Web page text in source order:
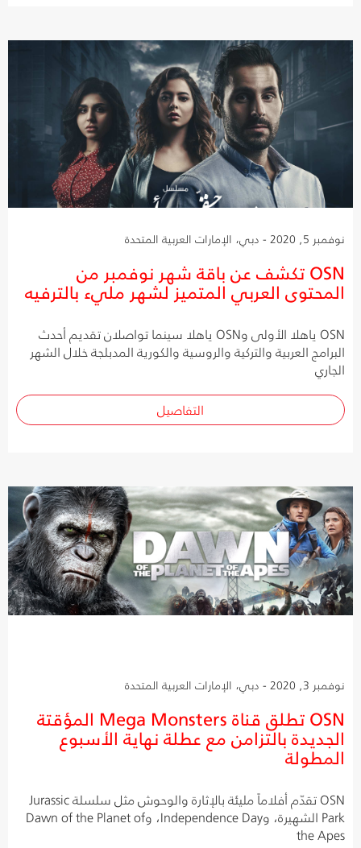
نوفمبر 5, 2020 - دبي، الإمارات العربية المتحدة
OSN تكشف عن باقة شهر نوفمبر من
المحتوى العربي المتميز لشهر مليء بالترفيه
OSN ياهلا الأولى وOSN ياهلا سينما تواصلان تقديم أحدث
البرامج العربية والتركية والروسية والكورية المدبلجة خلال الشهر
الجاري
التفاصيل
نوفمبر 3, 2020 - دبي، الإمارات العربية المتحدة
OSN تطلق قناة Mega Monsters المؤقتة
الجديدة بالتزامن مع عطلة نهاية الأسبوع
المطولة
OSN تقدّم أفلاماً مليئة بالإثارة والوحوش مثل سلسلة Jurassic
Park الشهيرة، وIndependence Day، وDawn of the Planet of
the Apes